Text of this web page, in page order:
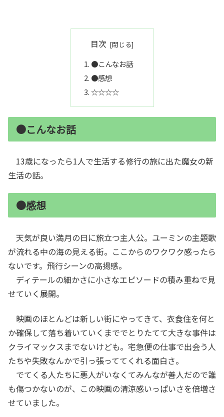
目次
●こんなお話
●感想
☆☆☆☆
●こんなお話
13歳になったら1人で生活する修行の旅に出た魔女の新
生活の話。
●感想
天気が良い満月の日に旅立つ主人公。ユーミンの主題歌
が流れる中の海の見える街。ここからのワクワク感ったら
ないです。飛行シーンの高揚感。
ディテールの細かさに小さなエピソードの積み重ねで見
せていく展開。
映画のほとんどは新しい街にやってきて、衣食住を何と
か確保して落ち着いていくまででとりたてて大きな事件は
クライマックスまでないけども。宅急便の仕事で出会う人
たちや失敗なんかで引っ張っててくれる面白さ。
でてくる人たちに悪人がいなくてみんなが善人だので誰
も傷つかないのが、この映画の清涼感いっぱいさを倍増さ
せていました。